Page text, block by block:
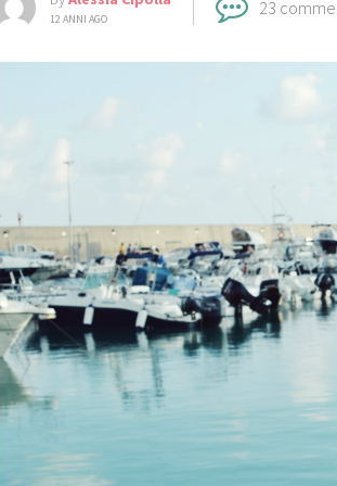
12 ANNI AGO
23